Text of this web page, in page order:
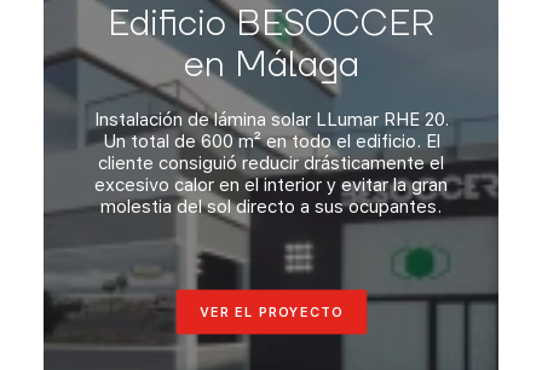
Edificio BESOCCER
en Málaga
Instalación de lámina solar LLumar RHE 20.
Un total de 600 m² en todo el edificio. El
cliente consiguió reducir drásticamente el
excesivo calor en el interior y evitar la gran
molestia del sol directo a sus ocupantes.
VER EL PROYECTO